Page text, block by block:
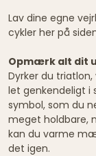
Lav dine egne
cykler her på
Opmærk alt dit
Dyrker du
let genkendeligt
symbol, som du
meget holdbare,
kan du varme
det igen.